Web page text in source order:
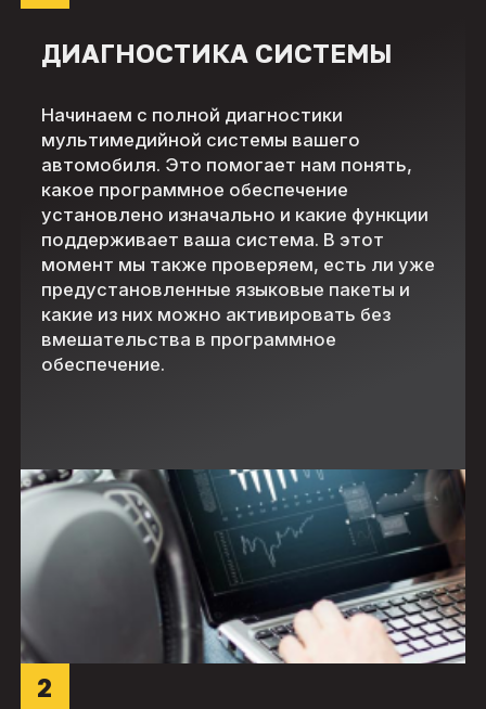
ДИАГНОСТИКА СИСТЕМЫ
Начинаем с полной диагностики
мультимедийной системы вашего
автомобиля. Это помогает нам понять,
какое программное обеспечение
установлено изначально и какие функции
поддерживает ваша система. В этот
момент мы также проверяем, есть ли уже
предустановленные языковые пакеты и
какие из них можно активировать без
вмешательства в программное
обеспечение.
2